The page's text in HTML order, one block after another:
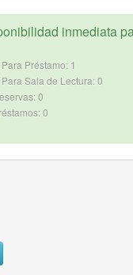
inmediata
Préstamo: 1
Sala de Lectura: 0
0
0